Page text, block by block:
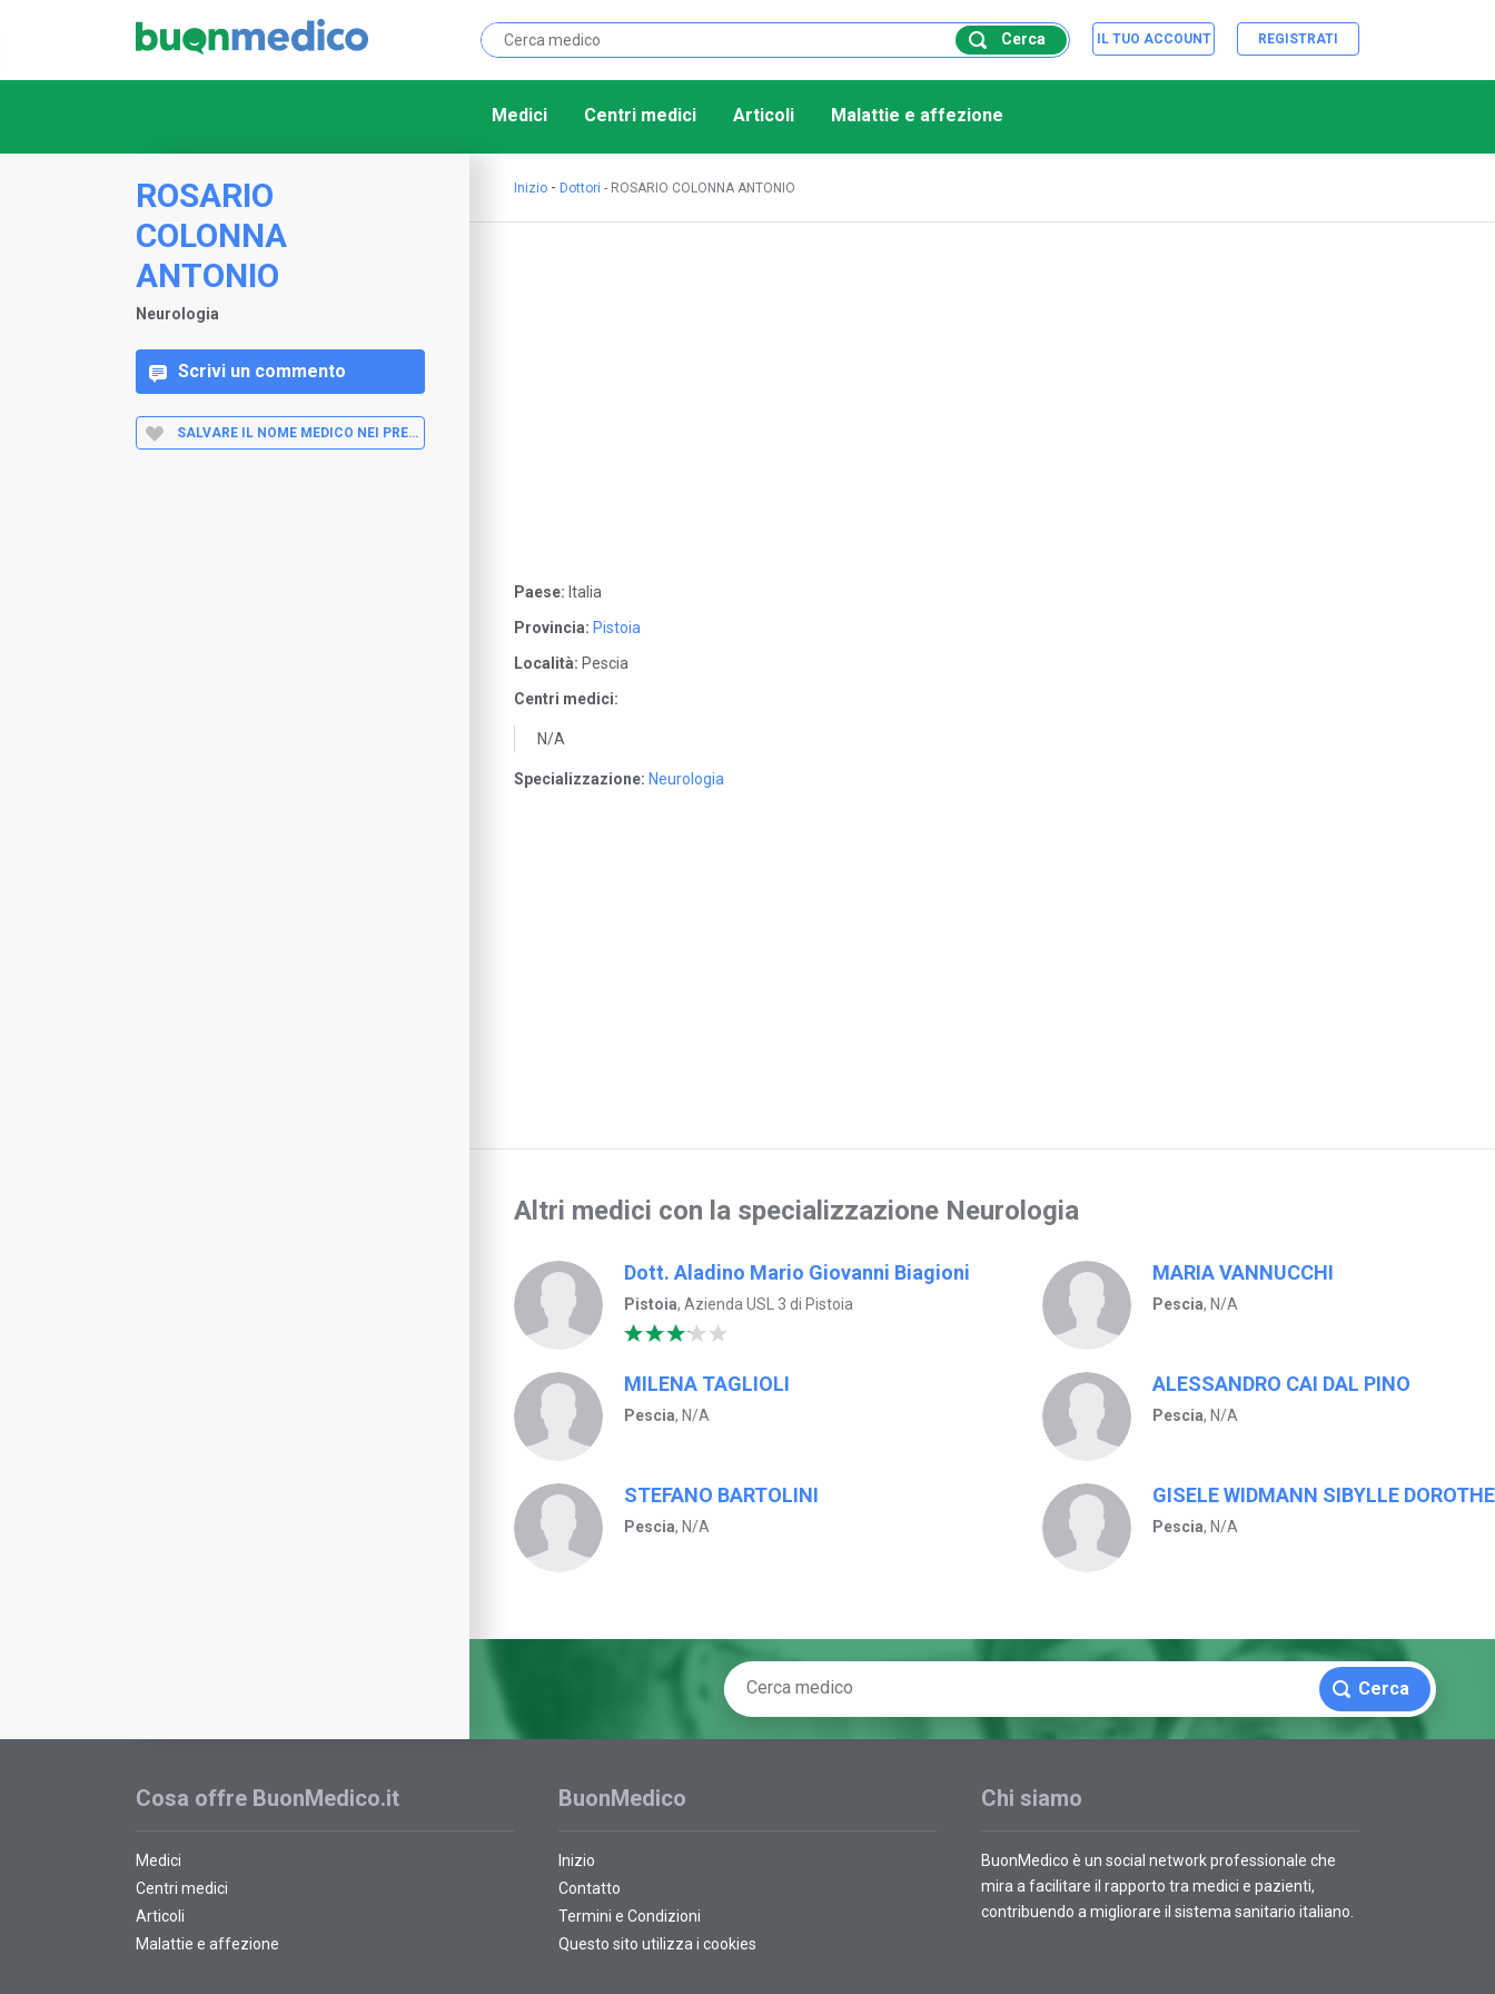
IL TUO ACCOUNT REGISTRATI
Cerca
Medici Centri medici Articoli Malattie e affezione
ROSARIO
COLONNA
ANTONIO
Neurologia
Scrivi un commento
SALVARE IL NOME MEDICO NEI PREFERITI
Inizio - Dottori - ROSARIO COLONNA ANTONIO
Paese: Italia
Provincia: Pistoia
Località: Pescia
Centri medici:
N/A
Specializzazione: Neurologia
Altri medici con la specializzazione Neurologia
Dott. Aladino Mario Giovanni Biagioni
Pistoia, Azienda USL 3 di Pistoia
MILENA TAGLIOLI
Pescia, N/A
STEFANO BARTOLINI
Pescia, N/A
MARIA VANNUCCHI
Pescia, N/A
ALESSANDRO CAI DAL PINO
Pescia, N/A
GISELE WIDMANN SIBYLLE
Pescia, N/A
Cerca
Cosa offre BuonMedico.it
Medici
Centri medici
Articoli
Malattie e affezione
BuonMedico
Inizio
Contatto
Termini e Condizioni
Questo sito utilizza i cookies
Chi siamo
BuonMedico è un social network professionale che
mira a facilitare il rapporto tra medici e pazienti,
contribuendo a migliorare il sistema sanitario italiano.